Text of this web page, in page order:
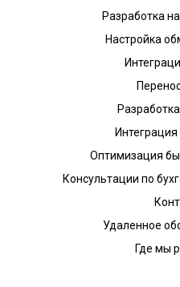
Разработка
Настройка
Оптимизация
Консультации по
Удаленное
Где мы